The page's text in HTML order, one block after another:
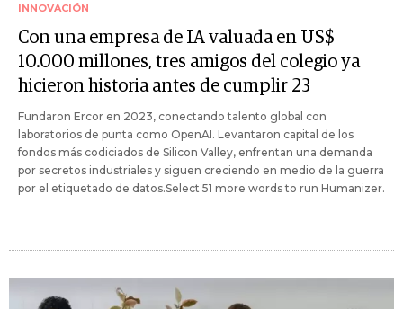
INNOVACIÓN
Con una empresa de IA valuada en US$
10.000 millones, tres amigos del colegio ya
hicieron historia antes de cumplir 23
Fundaron Ercor en 2023, conectando talento global con
laboratorios de punta como OpenAI. Levantaron capital de los
fondos más codiciados de Silicon Valley, enfrentan una demanda
por secretos industriales y siguen creciendo en medio de la guerra
por el etiquetado de datos.Select 51 more words to run Humanizer.